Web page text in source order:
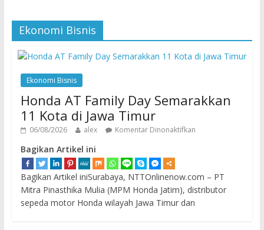
Ekonomi Bisnis
Ekonomi Bisnis
Honda AT Family Day Semarakkan
11 Kota di Jawa Timur
06/08/2026 alex Komentar Dinonaktifkan
Bagikan Artikel ini
Bagikan Artikel iniSurabaya, NTTOnlinenow.com – PT
Mitra Pinasthika Mulia (MPM Honda Jatim), distributor
sepeda motor Honda wilayah Jawa Timur dan